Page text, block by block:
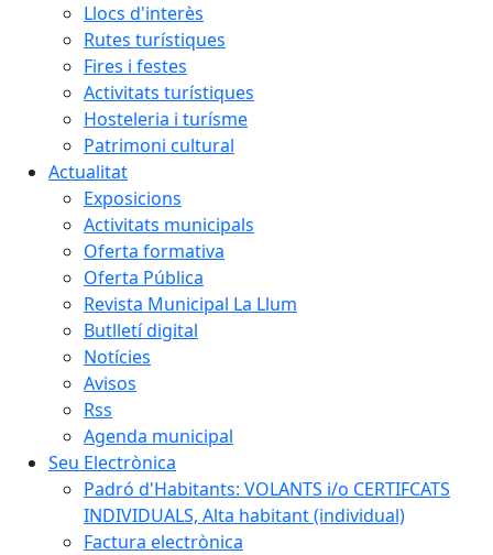
Llocs d'interès
Rutes turístiques
Fires i festes
Activitats turístiques
Hosteleria i turísme
Patrimoni cultural
Actualitat
Exposicions
Activitats municipals
Oferta formativa
Oferta Pública
Revista Municipal La Llum
Butlletí digital
Notícies
Avisos
Rss
Agenda municipal
Seu Electrònica
Padró d'Habitants: VOLANTS i/o CERTIFCATS
INDIVIDUALS, Alta habitant (individual)
Factura electrònica